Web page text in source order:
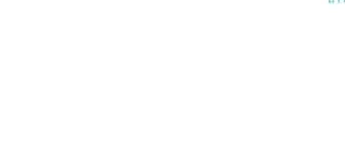
費滿$700免運費】、低溫配送【單件運費